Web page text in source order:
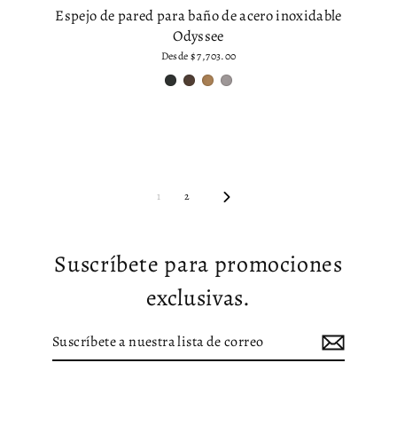
Espejo de pared para baño de acero inoxidable
Odyssee
Desde$ 7,703.00
1 2
Suscríbete para promociones
exclusivas.
nuestra